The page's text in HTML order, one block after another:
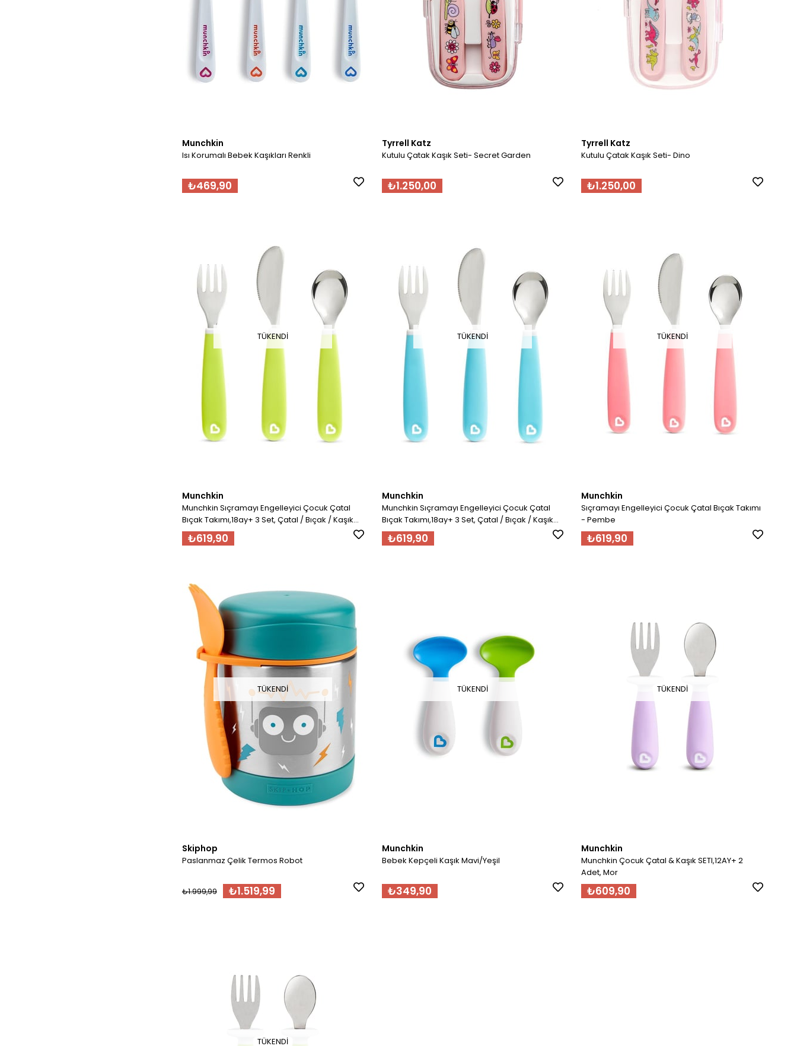
Munchkin
Isı Korumalı Bebek Kaşıkları Renkli
₺469,90
Tyrrell Katz
Kutulu Çatak Kaşık Seti- Secret Garden
₺1.250,00
Tyrrell Katz
Kutulu Çatak Kaşık Seti- Dino
₺1.250,00
TÜKENDI
Munchkin
Munchkin Sıçramayı Engelleyici Çocuk Çatal
Bıçak Takımı,18ay+ 3 Set, Çatal / Bıçak / Kaşık
Yeşil
₺619,90
TÜKENDI
Munchkin
Munchkin Sıçramayı Engelleyici Çocuk Çatal
Bıçak Takımı,18ay+ 3 Set, Çatal / Bıçak / Kaşık
MAVİ
₺619,90
TÜKENDI
Munchkin
Sıçramayı Engelleyici Çocuk Çatal Bıçak Takımı
- Pembe
₺619,90
TÜKENDI
Skiphop
Paslanmaz Çelik Termos Robot
₺1.519,99
₺1.999,99
TÜKENDI
Munchkin
Bebek Kepçeli Kaşık Mavi/Yeşil
₺349,90
TÜKENDI
Munchkin
Munchkin Çocuk Çatal & Kaşık SETI,12AY+ 2
Adet, Mor
₺609,90
TÜKENDI